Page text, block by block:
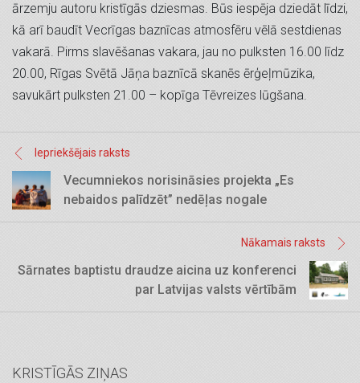
ārzemju autoru kristīgās dziesmas. Būs iespēja dziedāt līdzi,
kā arī baudīt Vecrīgas baznīcas atmosfēru vēlā sestdienas
vakarā. Pirms slavēšanas vakara, jau no pulksten 16.00 līdz
20.00, Rīgas Svētā Jāņa baznīcā skanēs ērģeļmūzika,
savukārt pulksten 21.00 – kopīga Tēvreizes lūgšana.
Iepriekšējais raksts
Vecumniekos norisināsies projekta „Es
nebaidos palīdzēt” nedēļas nogale
Nākamais raksts
Sārnates baptistu draudze aicina uz konferenci
par Latvijas valsts vērtībām
KRISTĪGĀS ZIŅAS